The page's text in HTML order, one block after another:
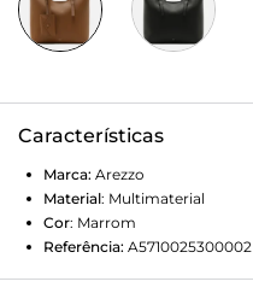
Características
Marca: Arezzo
Material: Multimaterial
Cor: Marrom
Referência: A5710025300002